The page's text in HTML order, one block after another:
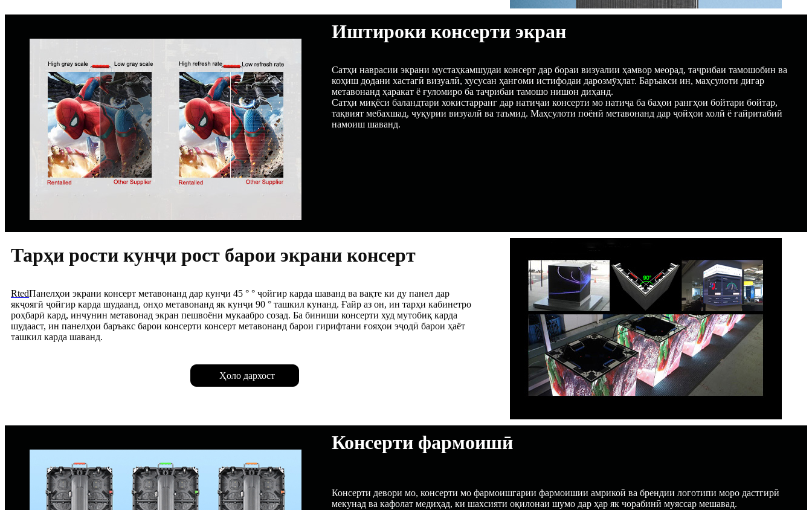
Иштироки консерти экран
Сатҳи наврасии экрани мустаҳкамшудаи консерт дар бораи визуалии ҳамвор меорад, таҷрибаи тамошобин ва
коҳиш додани хастагӣ визуалӣ, хусусан ҳангоми истифодаи дарозмӯҳлат. Баръакси ин, маҳсулоти дигар
метавонанд ҳаракат ё ғуломиро ба таҷрибаи тамошо нишон диҳанд.
Сатҳи миқёси баландтари хокистарранг дар натиҷаи консерти мо натиҷа ба баҳои рангҳои бойтари бойтар,
тақвият мебахшад, чуқурии визуалӣ ва таъмид. Маҳсулоти поёнӣ метавонанд дар ҷойҳои холӣ ё ғайритабиӣ
намоиш шаванд.
Тарҳи рости кунҷи рост барои экрани консерт
RtedПанелҳои экрани консерт метавонанд дар кунҷи 45 ° ° ҷойгир карда шаванд ва вақте ки ду панел дар
якҷоягӣ ҷойгир карда шудаанд, онҳо метавонанд як кунҷи 90 ° ташкил кунанд. Ғайр аз он, ин тарҳи кабинетро
роҳбарӣ кард, инчунин метавонад экран пешвоёни мукаабро созад. Ба биниши консерти худ мутобиқ карда
шудааст, ин панелҳои баръакс барои консерти консерт метавонанд барои гирифтани ғояҳои эҷодӣ барои ҳаёт
ташкил карда шаванд.
Ҳоло дархост
Консерти фармоишӣ
Консерти девори мо, консерти мо фармоишгарии фармоишии амрикоӣ ва брендии логотипи моро дастгирӣ
мекунад ва кафолат медиҳад, ки шахсияти оқилонаи шумо дар ҳар як чорабинӣ муяссар мешавад.